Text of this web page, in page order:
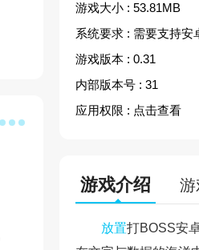
游戏大小 : 53.81MB
系统要求 : 需要支持安
游戏版本 : 0.31
内部版本号 : 31
应用权限 : 点击查看
游戏介绍 游
放置打BOSS安